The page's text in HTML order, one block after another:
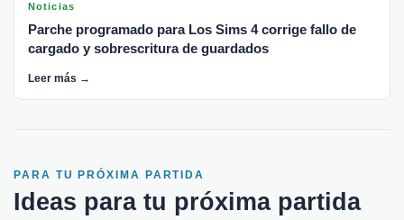
Noticias
Parche programado para Los Sims 4 corrige fallo de
cargado y sobrescritura de guardados
Leer más →
PARA TU PRÓXIMA PARTIDA
Ideas para tu próxima partida